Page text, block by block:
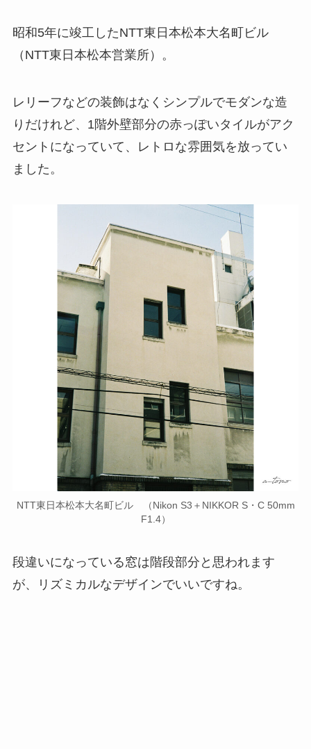
昭和5年に竣工したNTT東日本松本大名町ビル
（NTT東日本松本営業所）。
レリーフなどの装飾はなくシンプルでモダンな造
りだけれど、1階外壁部分の赤っぽいタイルがアク
セントになっていて、レトロな雰囲気を放ってい
ました。
NTT東日本松本大名町ビル （Nikon S3＋NIKKOR S・C 50mm
F1.4）
段違いになっている窓は階段部分と思われます
が、リズミカルなデザインでいいですね。